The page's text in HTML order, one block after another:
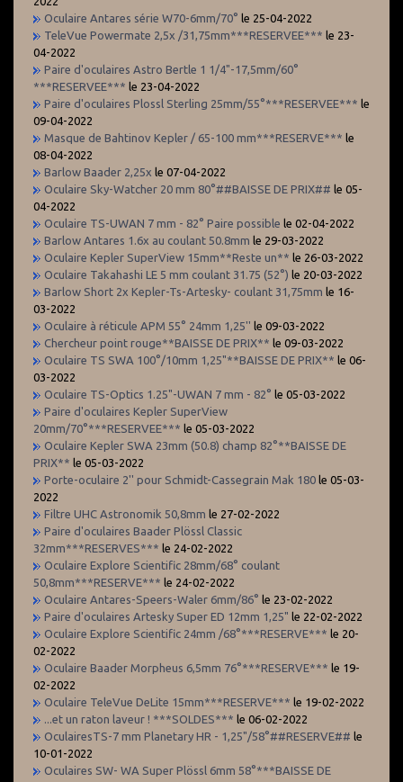
Oculaire Antares série W70-6mm/70° le 25-04-2022
TeleVue Powermate 2,5x /31,75mm***RESERVEE*** le 23-
04-2022
Paire d'oculaires Astro Bertle 1 1/4"-17,5mm/60°
***RESERVEE*** le 23-04-2022
Paire d'oculaires Plossl Sterling 25mm/55°***RESERVEE*** le
09-04-2022
Masque de Bahtinov Kepler / 65-100 mm***RESERVE*** le
08-04-2022
Barlow Baader 2,25x le 07-04-2022
Oculaire Sky-Watcher 20 mm 80°##BAISSE DE PRIX## le 05-
04-2022
Oculaire TS-UWAN 7 mm - 82° Paire possible le 02-04-2022
Barlow Antares 1.6x au coulant 50.8mm le 29-03-2022
Oculaire Kepler SuperView 15mm**Reste un** le 26-03-2022
Oculaire Takahashi LE 5 mm coulant 31.75 (52°) le 20-03-2022
Barlow Short 2x Kepler-Ts-Artesky- coulant 31,75mm le 16-
03-2022
Oculaire à réticule APM 55° 24mm 1,25'' le 09-03-2022
Chercheur point rouge**BAISSE DE PRIX** le 09-03-2022
Oculaire TS SWA 100°/10mm 1,25"**BAISSE DE PRIX** le 06-
03-2022
Oculaire TS-Optics 1.25"-UWAN 7 mm - 82° le 05-03-2022
Paire d'oculaires Kepler SuperView
20mm/70°***RESERVEE*** le 05-03-2022
Oculaire Kepler SWA 23mm (50.8) champ 82°**BAISSE DE
PRIX** le 05-03-2022
Porte-oculaire 2'' pour Schmidt-Cassegrain Mak 180 le 05-03-
2022
Filtre UHC Astronomik 50,8mm le 27-02-2022
Paire d'oculaires Baader Plössl Classic
32mm***RESERVES*** le 24-02-2022
Oculaire Explore Scientific 28mm/68° coulant
50,8mm***RESERVE*** le 24-02-2022
Oculaire Antares-Speers-Waler 6mm/86° le 23-02-2022
Paire d'oculaires Artesky Super ED 12mm 1,25" le 22-02-2022
Oculaire Explore Scientific 24mm /68°***RESERVE*** le 20-
02-2022
Oculaire Baader Morpheus 6,5mm 76°***RESERVE*** le 19-
02-2022
Oculaire TeleVue DeLite 15mm***RESERVE*** le 19-02-2022
...et un raton laveur ! ***SOLDES*** le 06-02-2022
OculairesTS-7 mm Planetary HR - 1,25"/58°##RESERVE## le
10-01-2022
Oculaires SW- WA Super Plössl 6mm 58°***BAISSE DE